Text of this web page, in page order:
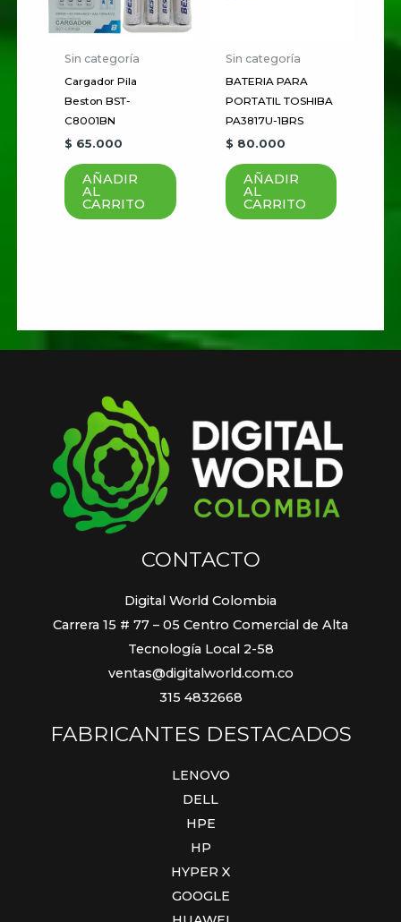
Guardar mi nombre, correo
electrónico y sitio web en este
navegador para la próxima vez
que haga un comentario.
Sin categoría
Cargador Pila
Beston BST-
C8001BN
$ 65.000
AÑADIR
AL
CARRITO
Sin categoría
BATERIA PARA
PORTATIL TOSHIBA
PA3817U-1BRS
$ 80.000
AÑADIR
AL
CARRITO
CONTACTO
Digital World Colombia
Carrera 15 # 77 – 05 Centro Comercial de Alta
Tecnología Local 2-58
ventas@digitalworld.com.co
315 4832668
FABRICANTES DESTACADOS
LENOVO
DELL
HPE
HP
HYPER X
GOOGLE